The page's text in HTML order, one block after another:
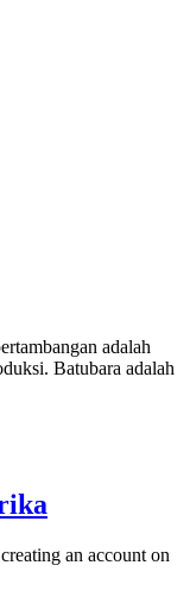
adalah
Batubara adalah
an account on